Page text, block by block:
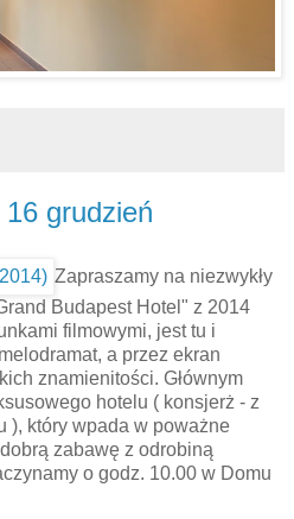
grudzień
Zapraszamy na niezwykły
Budapest Hotel" z 2014
filmowymi, jest tu i
a przez ekran
znamienitości. Głównym
hotelu ( konsjerż - z
), który wpada w poważne
zabawę z odrobiną
o godz. 10.00 w Domu